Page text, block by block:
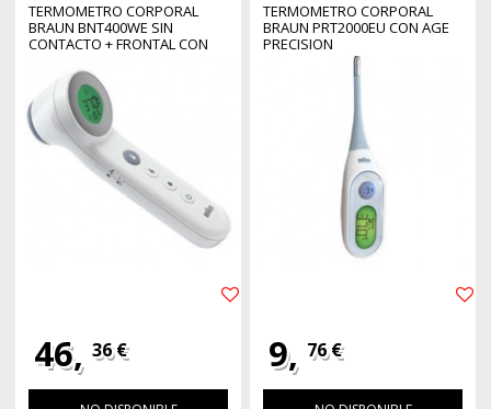
TERMOMETRO CORPORAL
BRAUN BNT400WE SIN
CONTACTO + FRONTAL CON
46, 36 €
TERMOMETRO CORPORAL
BRAUN PRT2000EU CON AGE
PRECISION
9, 76 €